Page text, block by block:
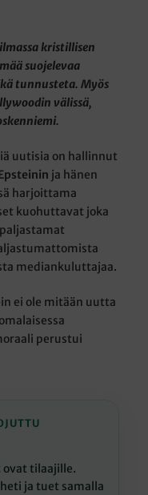
kristillisen
suojelevaa
tunnusteta. Myös
välissä,
uutisia on hallinnut
ja hänen
harjoittama
kuohuttavat joka
mediankuluttajaa.
ei ole mitään uutta
perustui
ovat tilaajille.
ja tuet samalla